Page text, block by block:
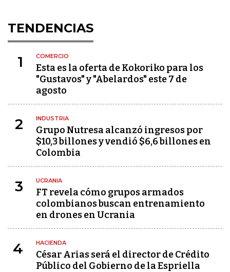
TENDENCIAS
1 COMERCIO
Esta es la oferta de Kokoriko para los
"Gustavos" y "Abelardos" este 7 de
agosto
2 INDUSTRIA
Grupo Nutresa alcanzó ingresos por
$10,3 billones y vendió $6,6 billones en
Colombia
3 UCRANIA
FT revela cómo grupos armados
colombianos buscan entrenamiento
en drones en Ucrania
4 HACIENDA
César Arias será el director de Crédito
Público del Gobierno de la Espriella